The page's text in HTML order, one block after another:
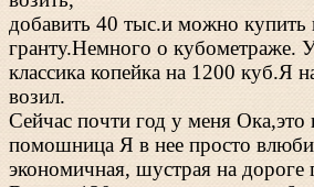
добавить 40 тыс.и можно
гранту.Немного о кубометраже.
классика копейка на 1200 куб.Я
возил.
Сейчас почти год у меня Ока,это
помошница Я в нее просто
экономичная, шустрая на дороге